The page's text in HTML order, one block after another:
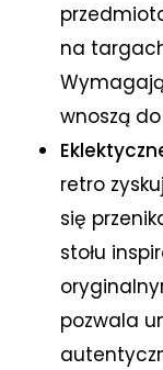
na
wnoszą
retro
się
stołu
pozwala